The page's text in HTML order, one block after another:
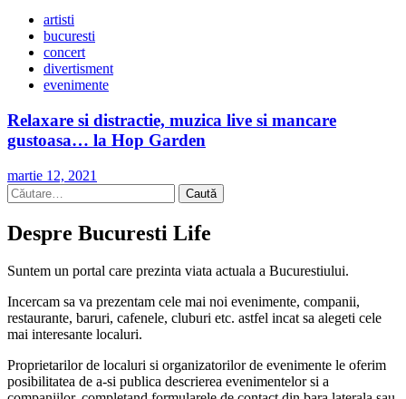
artisti
bucuresti
concert
divertisment
evenimente
Relaxare si distractie, muzica live si mancare
gustoasa… la Hop Garden
martie 12, 2021
Caută
după:
Despre Bucuresti Life
Suntem un portal care prezinta viata actuala a Bucurestiului.
Incercam sa va prezentam cele mai noi evenimente, companii,
restaurante, baruri, cafenele, cluburi etc. astfel incat sa alegeti cele
mai interesante localuri.
Proprietarilor de localuri si organizatorilor de evenimente le oferim
posibilitatea de a-si publica descrierea evenimentelor si a